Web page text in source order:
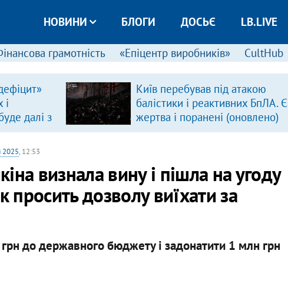
НОВИНИ БЛОГИ ДОСЬЄ LB.LIVE
грамотність «Епіцентр виробників» CultHub
і
далі з
Київ перебував під атакою
балістики і реактивних БпЛА. Є
жертва і поранені (оновлено)
2025, 12:53
визнала вину і пішла на угоду
просить дозволу виїхати за
до державного бюджету і задонатити 1 млн грн